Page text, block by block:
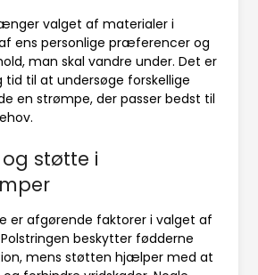
valget af materialer i
ens personlige præferencer og
man skal vandre under. Det er
til at undersøge forskellige
en strømpe, der passer bedst til
støtte i
er afgørende faktorer i valget af
beskytter fødderne
mens støtten hjælper med at